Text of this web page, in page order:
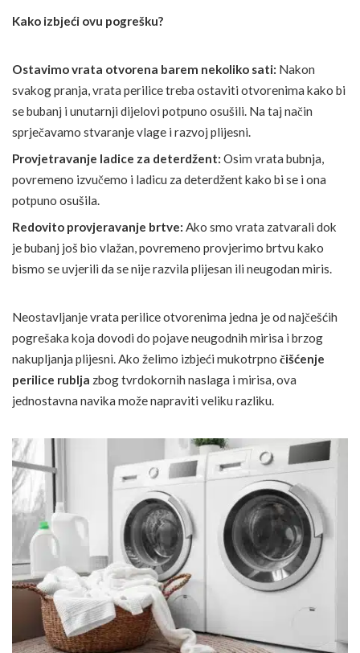
Kako izbjeći ovu pogrešku?
Ostavimo vrata otvorena barem nekoliko sati: Nakon
svakog pranja, vrata perilice treba ostaviti otvorenima kako bi
se bubanj i unutarnji dijelovi potpuno osušili. Na taj način
sprječavamo stvaranje vlage i razvoj plijesni.
Provjetravanje ladice za deterdžent: Osim vrata bubnja,
povremeno izvučemo i ladicu za deterdžent kako bi se i ona
potpuno osušila.
Redovito provjeravanje brtve: Ako smo vrata zatvarali dok
je bubanj još bio vlažan, povremeno provjerimo brtvu kako
bismo se uvjerili da se nije razvila plijesan ili neugodan miris.
Neostavljanje vrata perilice otvorenima jedna je od najčešćih
pogrešaka koja dovodi do pojave neugodnih mirisa i brzog
nakupljanja plijesni. Ako želimo izbjeći mukotrpno čišćenje
perilice rublja zbog tvrdokornih naslaga i mirisa, ova
jednostavna navika može napraviti veliku razliku.